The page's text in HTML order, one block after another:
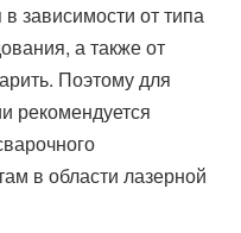
зависимости от типа
а также от
Поэтому для
рекомендуется
в области лазерной